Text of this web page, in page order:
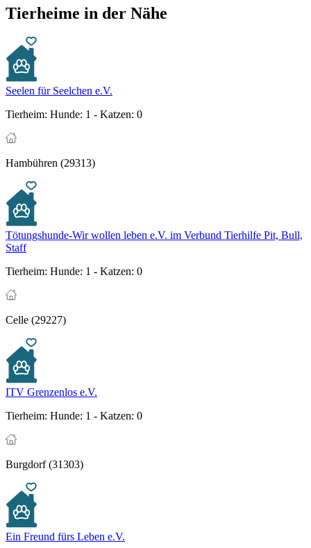
Tierheime in der Nähe
Seelen für Seelchen e.V.
Tierheim: Hunde: 1 - Katzen: 0
Hambühren (29313)
Tötungshunde-Wir wollen leben e.V. im Verbund Tierhilfe Pit, Bull,
Staff
Tierheim: Hunde: 1 - Katzen: 0
Celle (29227)
ITV Grenzenlos e.V.
Tierheim: Hunde: 1 - Katzen: 0
Burgdorf (31303)
Ein Freund fürs Leben e.V.